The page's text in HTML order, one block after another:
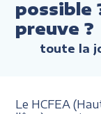
possible
preuve ?
toute la
Le HCFEA